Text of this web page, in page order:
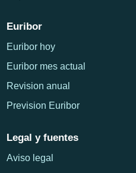
Euribor
Euribor hoy
Euribor mes actual
Revision anual
Prevision Euribor
Legal y fuentes
Aviso legal